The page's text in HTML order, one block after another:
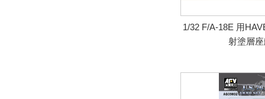
1/32 F/A-18E 用
射塗層